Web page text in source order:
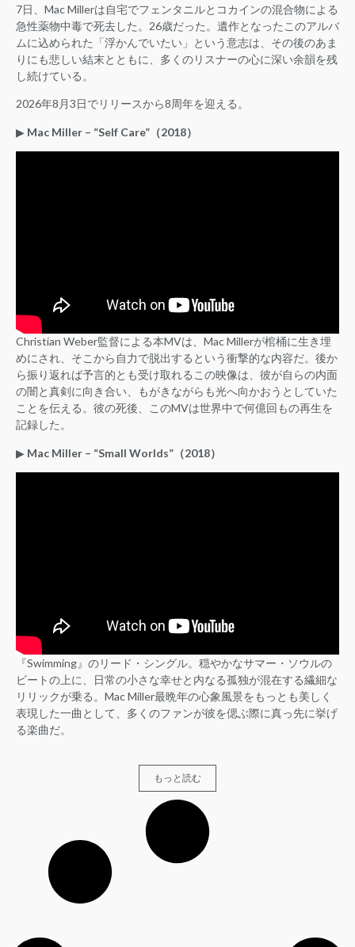
7日、Mac Millerは自宅でフェンタニルとコカインの混合物による
急性薬物中毒で死去した。26歳だった。遺作となったこのアルバ
ムに込められた「浮かんでいたい」という意志は、その後のあま
りにも悲しい結末とともに、多くのリスナーの心に深い余韻を残
し続けている。
2026年8月3日でリリースから8周年を迎える。
▶︎ Mac Miller – “Self Care”（2018）
Christian Weber監督による本MVは、Mac Millerが棺桶に生き埋
めにされ、そこから自力で脱出するという衝撃的な内容だ。後か
ら振り返れば予言的とも受け取れるこの映像は、彼が自らの内面
の闇と真剣に向き合い、もがきながらも光へ向かおうとしていた
ことを伝える。彼の死後、このMVは世界中で何億回もの再生を
記録した。
▶︎ Mac Miller – “Small Worlds”（2018）
『Swimming』のリード・シングル。穏やかなサマー・ソウルの
ビートの上に、日常の小さな幸せと内なる孤独が混在する繊細な
リリックが乗る。Mac Miller最晩年の心象風景をもっとも美しく
表現した一曲として、多くのファンが彼を偲ぶ際に真っ先に挙げ
る楽曲だ。
もっと読む